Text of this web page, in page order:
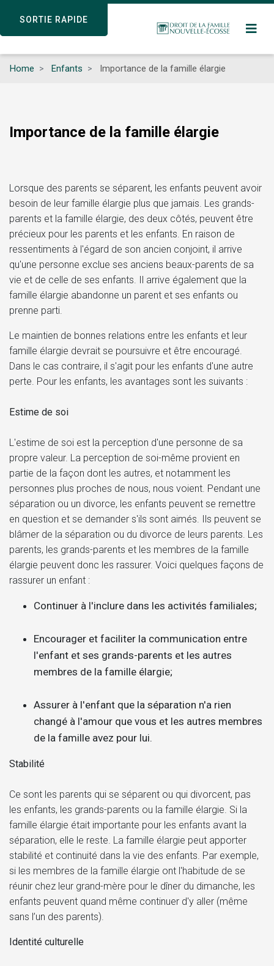
SORTIE RAPIDE
content
SORTIE RAPIDE
Home Enfants Importance de la famille élargie
Importance de la famille élargie
Lorsque des parents se séparent, les enfants peuvent avoir
besoin de leur famille élargie plus que jamais. Les grands-
parents et la famille élargie, des deux côtés, peuvent être
précieux pour les parents et les enfants. En raison de
ressentiments à l'égard de son ancien conjoint, il arrive
qu'une personne exclue ses anciens beaux-parents de sa
vie et de celle de ses enfants. Il arrive également que la
famille élargie abandonne un parent et ses enfants ou
prenne parti.
Le maintien de bonnes relations entre les enfants et leur
famille élargie devrait se poursuivre et être encouragé.
Dans le cas contraire, il s'agit pour les enfants d'une autre
perte. Pour les enfants, les avantages sont les suivants :
Estime de soi
L'estime de soi est la perception d'une personne de sa
propre valeur. La perception de soi-même provient en
partie de la façon dont les autres, et notamment les
personnes plus proches de nous, nous voient. Pendant une
séparation ou un divorce, les enfants peuvent se remettre
en question et se demander s'ils sont aimés. Ils peuvent se
blâmer de la séparation ou du divorce de leurs parents. Les
parents, les grands-parents et les membres de la famille
élargie peuvent donc les rassurer. Voici quelques façons de
rassurer un enfant :
Continuer à l'inclure dans les activités familiales;
Encourager et faciliter la communication entre
l'enfant et ses grands-parents et les autres
membres de la famille élargie;
Assurer à l'enfant que la séparation n'a rien
changé à l'amour que vous et les autres membres
de la famille avez pour lui.
Stabilité
Ce sont les parents qui se séparent ou qui divorcent, pas
les enfants, les grands-parents ou la famille élargie. Si la
famille élargie était importante pour les enfants avant la
séparation, elle le reste. La famille élargie peut apporter
stabilité et continuité dans la vie des enfants. Par exemple,
si les membres de la famille élargie ont l'habitude de se
réunir chez leur grand-mère pour le dîner du dimanche, les
enfants peuvent quand même continuer d'y aller (même
sans l’un des parents).
Identité culturelle